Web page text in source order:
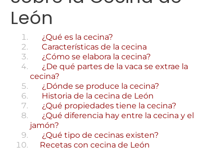
León
¿Qué es la cecina?
Características de la cecina
¿Cómo se elabora la cecina?
¿De qué partes de la vaca se extrae la
cecina?
¿Dónde se produce la cecina?
Historia de la cecina de León
¿Qué propiedades tiene la cecina?
¿Qué diferencia hay entre la cecina y el
jamón?
¿Qué tipo de cecinas existen?
Recetas con cecina de León